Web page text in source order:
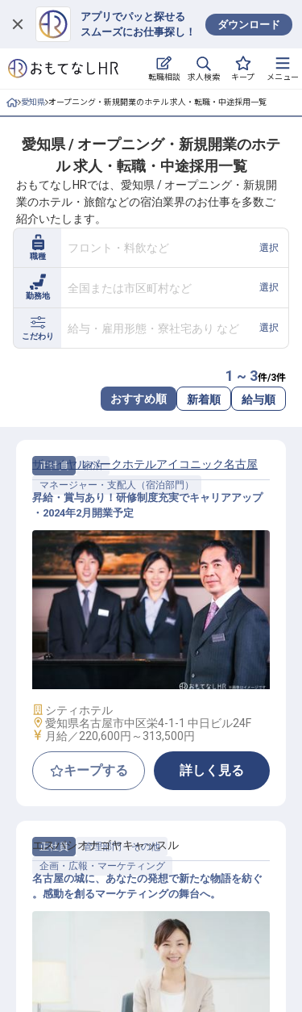
アプリでパッと探せる
スムーズにお仕事探し！
ダウンロード
転職相談 求人検索 キープ メニュー
ログイン
求人・施設を探す
就職・転職 合同説明会
おもてなしHRについて
ご利用の流れ
よくある質問
ホテル・宿泊業界情報コラム
転職サポートに申し込む
愛知県 オープニング・新規開業のホテル 求人・転職・中途採用一覧
愛知県 / オープニング・新規開業のホテ
ル 求人・転職・中途採用一覧
おもてなしHRでは、愛知県 / オープニング・新規開
業のホテル・旅館などの宿泊業界のお仕事を多数ご
紹介いたします。
職種
フロント・料飲など 選択
勤務地
全国または市区町村など 選択
こだわり
給与・雇用形態・寮社宅あり など 選択
1 ~ 3件/3件
おすすめ順 新着順 給与順
正社員
宿泊
マネージャー・支配人（宿泊部門）
ホテルマネージャー候補
ザロイヤルパークホテルアイコニック名古屋
昇給・賞与あり！研修制度充実でキャリアアップ
・2024年2月開業予定
施設業態
シティホテル
勤務地
愛知県名古屋市中区栄4-1-1 中日ビル24F
給与
月給／220,600円～ 313,500円
キープする 詳しく見る
正社員
管理部門・その他
企画・広報・マーケティング
エスパシオナゴヤキャッスル
名古屋の城に、あなたの発想で新たな物語を紡ぐ
。感動を創るマーケティングの舞台へ。